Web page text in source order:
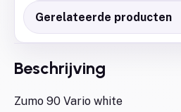
Gerelateerde producten
Beschrijving
Zumo 90 Vario white